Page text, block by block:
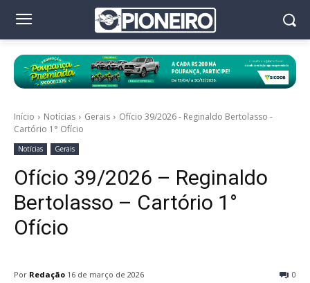
Início Notícias Gerais
Ofício 39/2026 - Reginaldo Bertolasso -
Cartório 1° Ofício
Notícias Gerais
Ofício 39/2026 – Reginaldo
Bertolasso – Cartório 1°
Ofício
Por Redação 0
16 de março de 2026